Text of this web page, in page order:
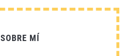
SOBRE MÍ